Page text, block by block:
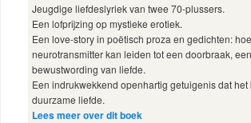
Jeugdige liefdeslyriek van twee 70-plussers.
Een lofprijzing op mystieke erotiek.
Een love-story in poëtisch proza en gedichten:
neurotransmitter kan leiden tot een doorbraak,
bewustwording van liefde.
Een indrukwekkend openhartig getuigenis dat het
duurzame liefde.
Lees meer over dit boek